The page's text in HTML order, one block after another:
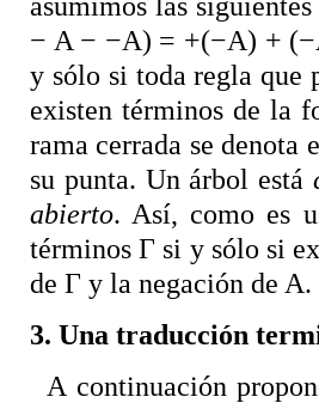
− A − −A) = +(−A) +
y sólo si toda regla que
existen términos de la
rama cerrada se denota
su punta. Un árbol está
abierto. Así, como es
términos Γ si y sólo si
de Γ y la negación de A.
3. Una traducción
A continuación